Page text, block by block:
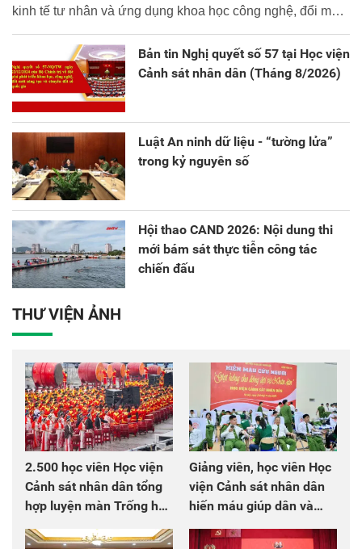
kinh tế tư nhân và ứng dụng khoa học công nghệ, đổi mới
sáng tạo và chuyển đổi số.
Bản tin Nghị quyết số 57 tại Học viện
Cảnh sát nhân dân (Tháng 8/2026)
Luật An ninh dữ liệu - “tường lửa”
trong kỷ nguyên số
Hội thao CAND 2026: Nội dung thi
mới bám sát thực tiễn công tác
chiến đấu
THƯ VIỆN ẢNH
2.500 học viên Học viện
Cảnh sát nhân dân tổng
hợp luyện màn Trống hội
chào mừng Đại hội Đảng
Giảng viên, học viên Học
viện Cảnh sát nhân dân
hiến máu giúp dân và
đồng đội